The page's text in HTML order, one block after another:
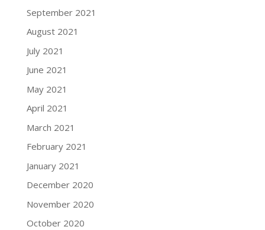
September 2021
August 2021
July 2021
June 2021
May 2021
April 2021
March 2021
February 2021
January 2021
December 2020
November 2020
October 2020